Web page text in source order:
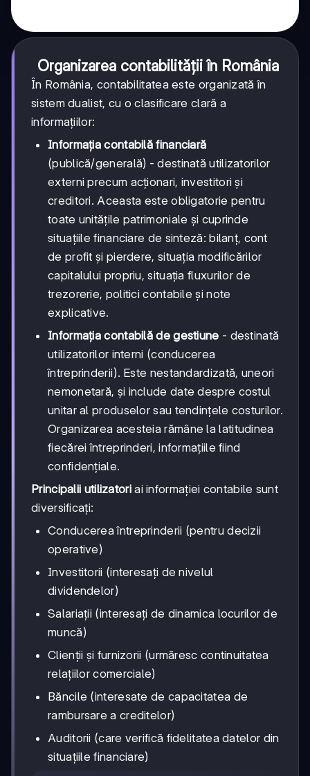
Organizarea contabilității în România
În România, contabilitatea este organizată în
sistem dualist, cu o clasificare clară a
informațiilor:
Informația contabilă financiară
(publică/generală) - destinată utilizatorilor
externi precum acționari, investitori și
creditori. Aceasta este obligatorie pentru
toate unitățile patrimoniale și cuprinde
situațiile financiare de sinteză: bilanț, cont
de profit și pierdere, situația modificărilor
capitalului propriu, situația fluxurilor de
trezorerie, politici contabile și note
explicative.
Informația contabilă de gestiune - destinată
utilizatorilor interni (conducerea
întreprinderii). Este nestandardizată, uneori
nemonetară, și include date despre costul
unitar al produselor sau tendințele costurilor.
Organizarea acesteia rămâne la latitudinea
fiecărei întreprinderi, informațiile fiind
confidențiale.
Principalii utilizatoriai informației contabile sunt
diversificați:
Conducerea întreprinderii (pentru decizii
operative)
Investitorii (interesați de nivelul
dividendelor)
Salariații (interesați de dinamica locurilor de
muncă)
Clienții și furnizorii (urmăresc continuitatea
relațiilor comerciale)
Băncile (interesate de capacitatea de
rambursare a creditelor)
Auditorii (care verifică fidelitatea datelor din
situațiile financiare)